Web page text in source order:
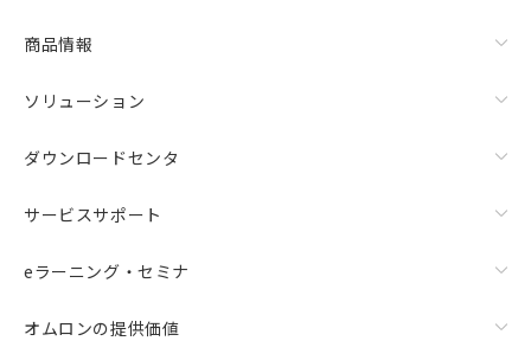
商品情報
ソリューション
ダウンロードセンタ
サービスサポート
eラーニング・セミナ
オムロンの提供価値